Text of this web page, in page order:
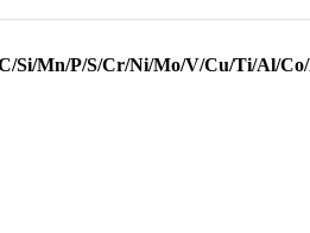
Si/Mn/P/S/Cr/Ni/Mo/V/Cu/Ti/Al/